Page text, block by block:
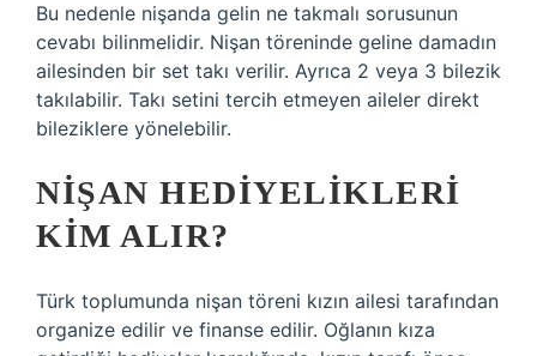
Bu nedenle nişanda gelin ne takmalı sorusunun
cevabı bilinmelidir. Nişan töreninde geline damadın
ailesinden bir set takı verilir. Ayrıca 2 veya 3 bilezik
takılabilir. Takı setini tercih etmeyen aileler direkt
bileziklere yönelebilir.
NIŞAN HEDIYELIKLERI
KIM ALIR?
Türk toplumunda nişan töreni kızın ailesi tarafından
organize edilir ve finanse edilir. Oğlanın kıza